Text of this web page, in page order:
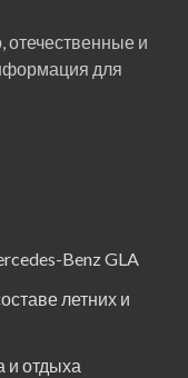
отечественные и
для
Benz GLA
летних и
и отдыха